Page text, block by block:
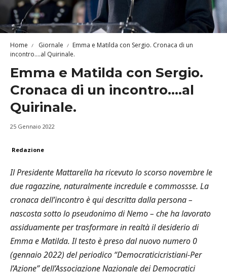
Home Giornale
Emma e Matilda con Sergio. Cronaca di un
incontro….al Quirinale.
Emma e Matilda con Sergio.
Cronaca di un incontro….al
Quirinale.
25 Gennaio 2022
Redazione
Il Presidente Mattarella ha ricevuto lo scorso novembre le
due ragazzine, naturalmente incredule e commossse. La
cronaca dell’incontro è qui descritta dalla persona –
nascosta sotto lo pseudonimo di Nemo – che ha lavorato
assiduamente per trasformare in realtà il desiderio di
Emma e Matilda. Il testo è preso dal nuovo numero 0
(gennaio 2022) del periodico “Democraticicristiani-Per
l’Azione” dell’Associazione Nazionale dei Democratici